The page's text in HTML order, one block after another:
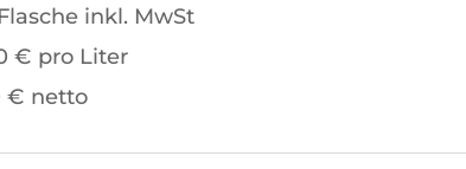
inkl. MwSt
€ pro Liter
€ netto